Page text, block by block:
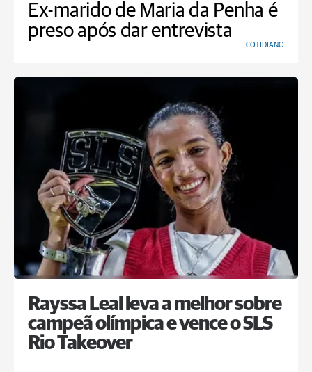
Ex-marido de Maria da Penha é
preso após dar entrevista
COTIDIANO
Rayssa Leal leva a melhor sobre
campeã olímpica e vence o SLS
Rio Takeover